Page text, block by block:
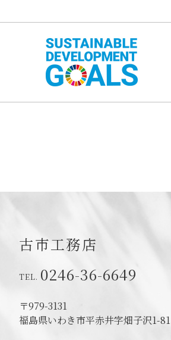
古市工務店
0246-36-6649
〒979-3131
福島県いわき市平赤井字畑子沢1-81